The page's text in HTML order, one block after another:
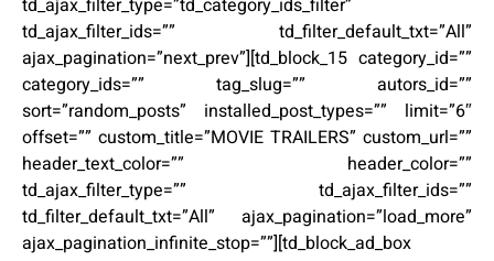
td_ajax_filter_type=”td_category_ids_filter”
td_ajax_filter_ids=”” td_filter_default_txt=”All”
ajax_pagination=”next_prev”][td_block_15 category_id=””
category_ids=”” tag_slug=”” autors_id=””
sort=”random_posts” installed_post_types=”” limit=”6″
offset=”” custom_title=”MOVIE TRAILERS” custom_url=””
header_text_color=”” header_color=””
td_ajax_filter_type=”” td_ajax_filter_ids=””
td_filter_default_txt=”All” ajax_pagination=”load_more”
ajax_pagination_infinite_stop=””][td_block_ad_box